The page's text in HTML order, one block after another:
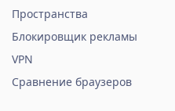
Пространства
Блокировщик рекламы
VPN
Сравнение браузеров